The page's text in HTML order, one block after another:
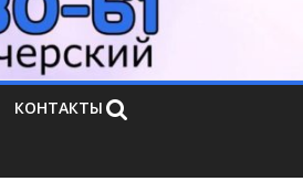
КОНТАКТЫ